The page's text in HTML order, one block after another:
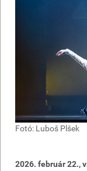
Fotó: Luboš Plšek
2026. február 22.,